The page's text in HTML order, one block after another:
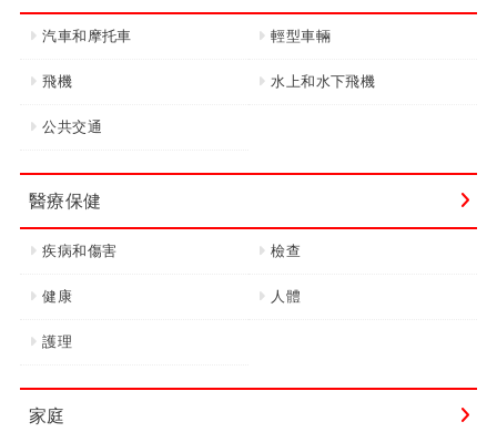
汽車和摩托車 輕型車輛
飛機 水上和水下飛機
公共交通
醫療保健
疾病和傷害 檢查
健康 人體
護理
家庭